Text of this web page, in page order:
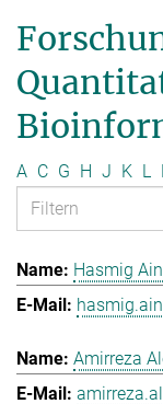
A C G H J K L
Hasmig
Amirreza